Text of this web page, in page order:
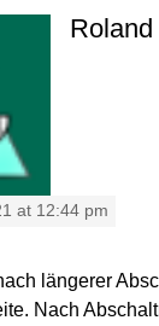
at 12:44 pm
längerer
Nach